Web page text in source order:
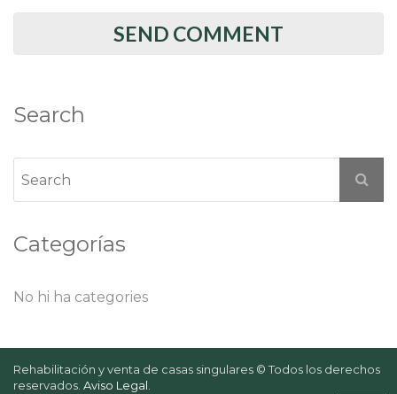
Search
Categorías
No hi ha categories
Rehabilitación y venta de casas singulares © Todos los derechos
reservados. Aviso Legal